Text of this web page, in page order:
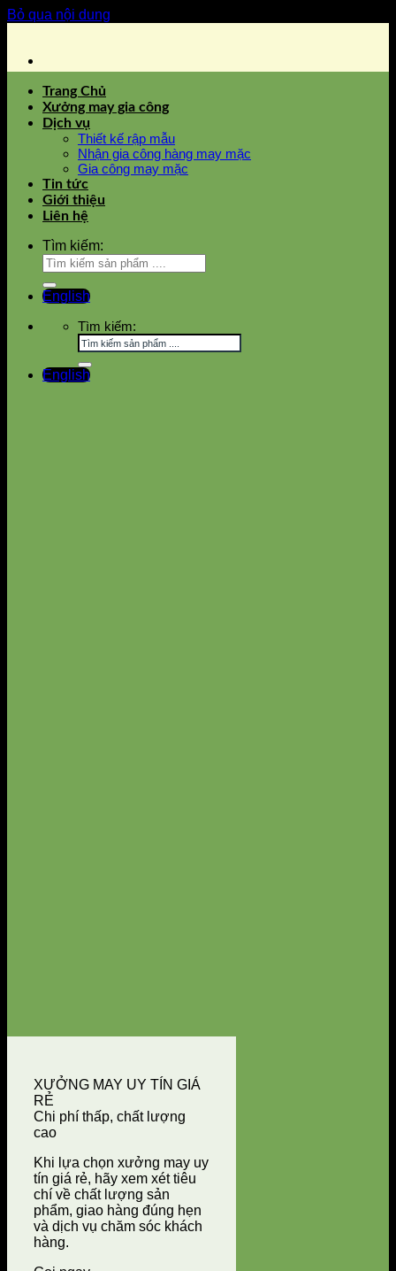
Bỏ qua nội dung
Trang Chủ
Xưởng may gia công
Dịch vụ
Thiết kế rập mẫu
Nhận gia công hàng may mặc
Gia công may mặc
Tin tức
Giới thiệu
Liên hệ
Tìm kiếm:
English
Tìm kiếm:
English
XƯỞNG MAY UY TÍN GIÁ
RẺ
Chi phí thấp, chất lượng
cao
Khi lựa chọn xưởng may uy
tín giá rẻ, hãy xem xét tiêu
chí về chất lượng sản
phẩm, giao hàng đúng hẹn
và dịch vụ chăm sóc khách
hàng.